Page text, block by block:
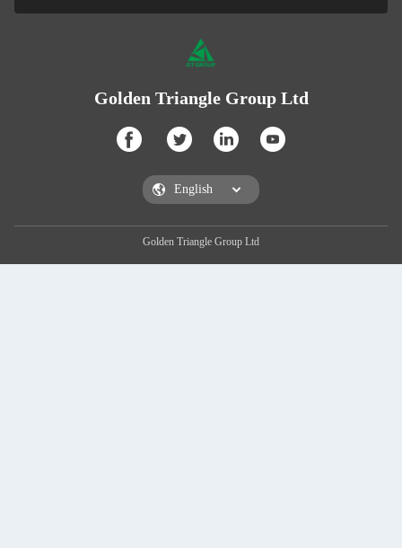
Golden Triangle Group Ltd
Golden Triangle Group Ltd